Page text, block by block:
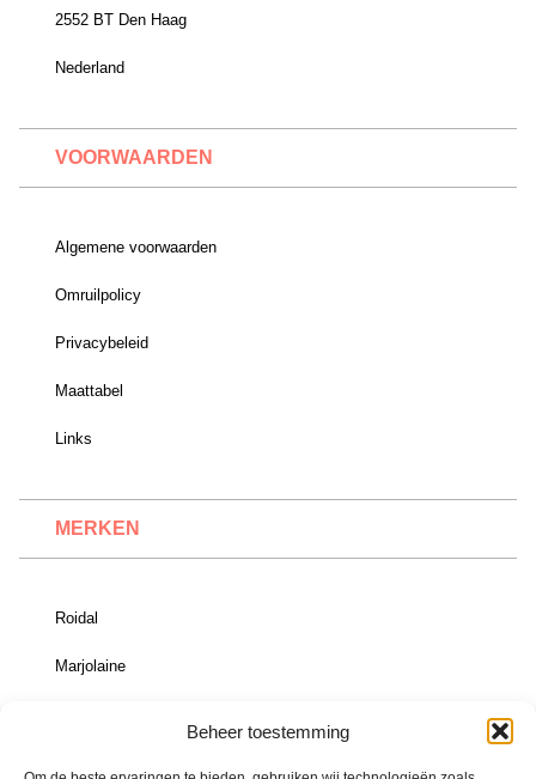
Beheer toestemming
2552 BT Den Haag
Nederland
VOORWAARDEN
Algemene voorwaarden
Omruilpolicy
Privacybeleid
Maattabel
Links
MERKEN
Roidal
Marjolaine